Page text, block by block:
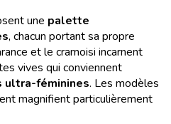
une palette
, chacun portant sa propre
et le cramoisi incarnent
vives qui conviennent
ultra-féminines. Les modèles
magnifient particulièrement